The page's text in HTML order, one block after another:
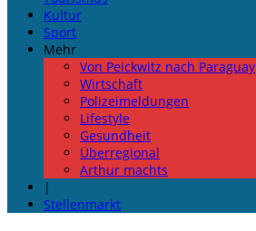
Kultur
Sport
Mehr
Von Peickwitz nach Paraguay
Wirtschaft
Polizeimeldungen
Lifestyle
Gesundheit
Überregional
Arthur machts
|
Stellenmarkt